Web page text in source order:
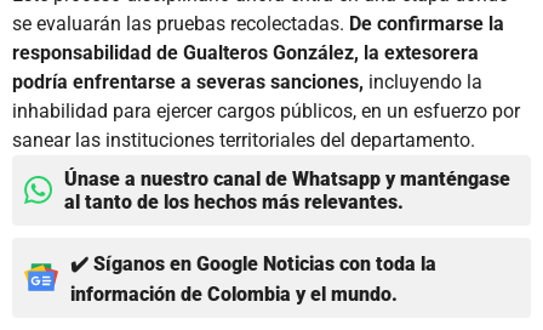
se evaluarán las pruebas recolectadas. De confirmarse la
responsabilidad de Gualteros González, la extesorera
podría enfrentarse a severas sanciones, incluyendo la
inhabilidad para ejercer cargos públicos, en un esfuerzo por
sanear las instituciones territoriales del departamento.
Únase a nuestro canal de Whatsapp y manténgase
al tanto de los hechos más relevantes.
✔️ Síganos en Google Noticias con toda la
información de Colombia y el mundo.